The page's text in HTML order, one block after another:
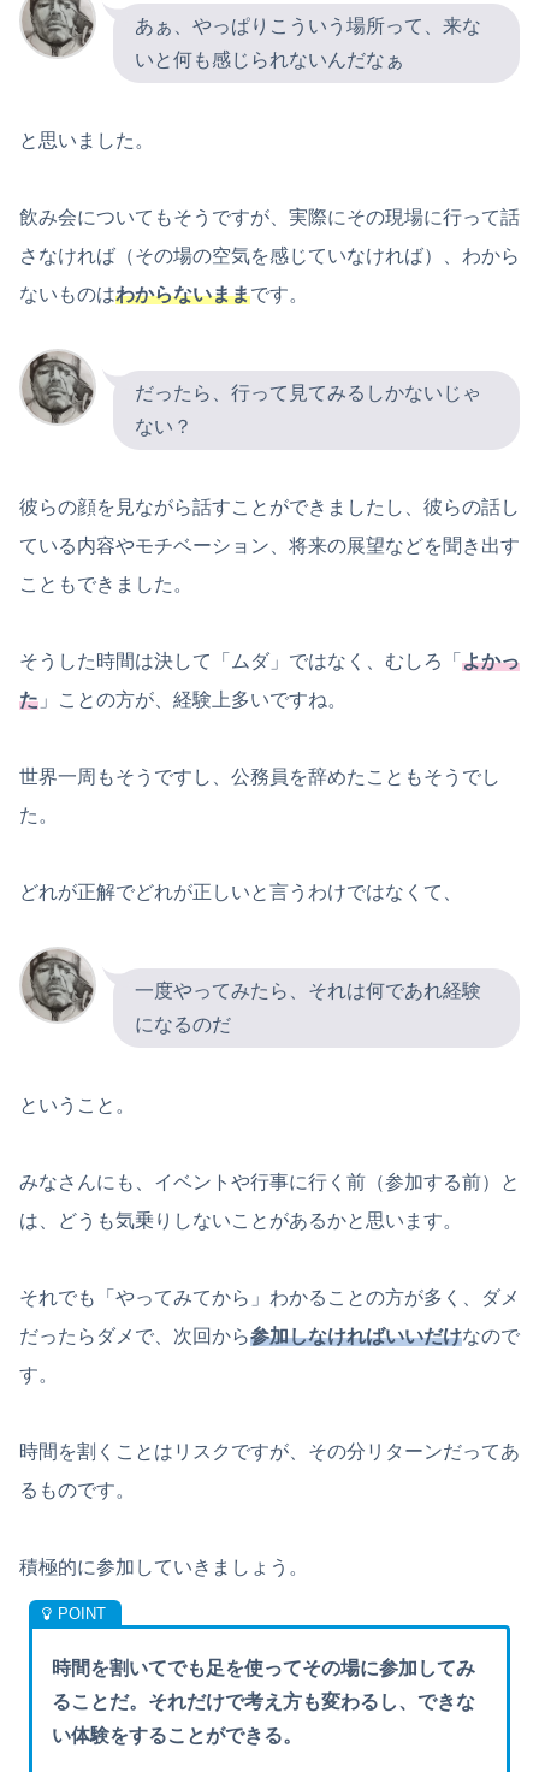
あぁ、やっぱりこういう場所って、来な
いと何も感じられないんだなぁ
と思いました。
飲み会についてもそうですが、実際にその現場に行って話
さなければ（その場の空気を感じていなければ）、わから
ないものはわからないままです。
だったら、行って見てみるしかないじゃ
ない？
彼らの顔を見ながら話すことができましたし、彼らの話し
ている内容やモチベーション、将来の展望などを聞き出す
こともできました。
そうした時間は決して「ムダ」ではなく、むしろ「 よかっ
た 」ことの方が、経験上多いですね。
世界一周もそうですし、公務員を辞めたこともそうでし
た。
どれが正解でどれが正しいと言うわけではなくて、
一度やってみたら、それは何であれ経験
になるのだ
ということ。
みなさんにも、イベントや行事に行く前（参加する前）と
は、どうも気乗りしないことがあるかと思います。
それでも「やってみてから」わかることの方が多く、ダメ
だったらダメで、次回から参加しなければいいだけなので
す。
時間を割くことはリスクですが、その分リターンだってあ
るものです。
積極的に参加していきましょう。
時間を割いてでも足を使ってその場に参加してみ
ることだ。それだけで考え方も変わるし、できな
い体験をすることができる。